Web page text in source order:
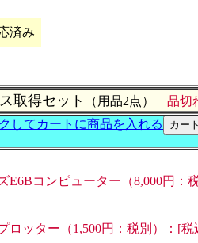
済み
取得セット （用品2点） 品切
E6Bコンピューター（8,000円：
ロッター（1,500円：税別）：[税